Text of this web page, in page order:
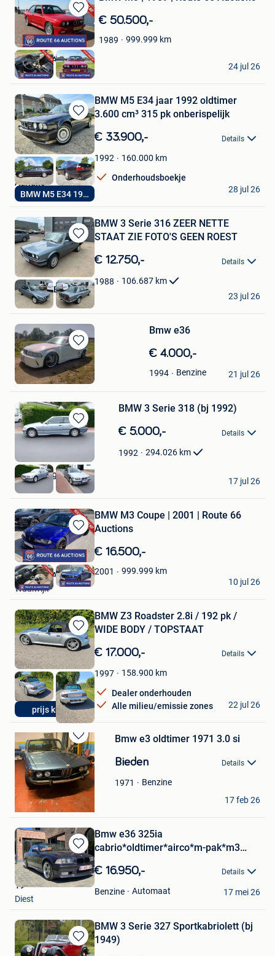
Bewaren
in
Mijn
Favorieten
€ 50.500,-
1989 999.999 km
Route 66 Auctions
Waalwijk
24 jul 26
Bewaren
in
Mijn
Favorieten
BMW M5 E34 1992
BMW M5 E34 jaar 1992 oldtimer
3.600 cm³ 315 pk onberispelijk
€ 33.900,- Details
1992 160.000 km
Onderhoudsboekje
Adriano
Gerpinnes
28 jul 26
Bewaren
in
Mijn
Favorieten
BMW 3 Serie 316 ZEER NETTE
STAAT ZIE FOTO'S GEEN ROEST
€ 12.750,- Details
1988 106.687 km
Autoweld BV
Ravels
23 jul 26
Bewaren
in
Mijn
Favorieten
Bmw e36
€ 4.000,-
1994 Benzine
taylor
Tubize
21 jul 26
Bewaren
in
Favorieten
BMW 3 Serie 318 (bj 1992)
€ 5.000,- Details
1992 294.026 km
Auto's Serge
Hekelgem
17 jul 26
Bewaren
in
Mijn
Favorieten
BMW M3 Coupe | 2001 | Route 66
Auctions
€ 16.500,-
2001 999.999 km
Route 66 Auctions
Waalwijk
10 jul 26
Bewaren
in
Mijn
Favorieten
prijs knaller
BMW Z3 Roadster 2.8i / 192 pk /
WIDE BODY / TOPSTAAT
€ 17.000,- Details
1997 158.900 km
Dealer onderhouden
Alle milieu/emissie zones
Gi
Waasmunster
22 jul 26
Bewaren
in
Mijn
Favorieten
Bmw e3 oldtimer 1971 3.0 si
Bieden Details
1971
Benzine
Deurne
17 feb 26
Bewaren
in
Mijn
Favorieten
Bmw e36 325ia
cabrio*oldtimer*airco*m-pak*m3
€ 16.950,- Details
Benzine Automaat
19
Diest
17 mei 26
Bewaren
BMW 3 Serie 327 Sportkabriolett (bj
1949)